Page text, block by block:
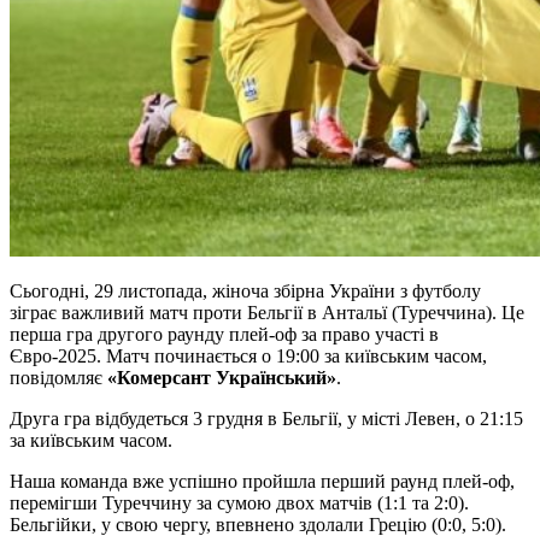
Сьогодні, 29 листопада, жіноча збірна України з футболу
зіграє важливий матч проти Бельгії в Антальї (Туреччина). Це
перша гра другого раунду плей-оф за право участі в
Євро-2025. Матч починається о 19:00 за київським часом,
повідомляє «Комерсант Український».
Друга гра відбудеться 3 грудня в Бельгії, у місті Левен, о 21:15
за київським часом.
Наша команда вже успішно пройшла перший раунд плей-оф,
перемігши Туреччину за сумою двох матчів (1:1 та 2:0).
Бельгійки, у свою чергу, впевнено здолали Грецію (0:0, 5:0).